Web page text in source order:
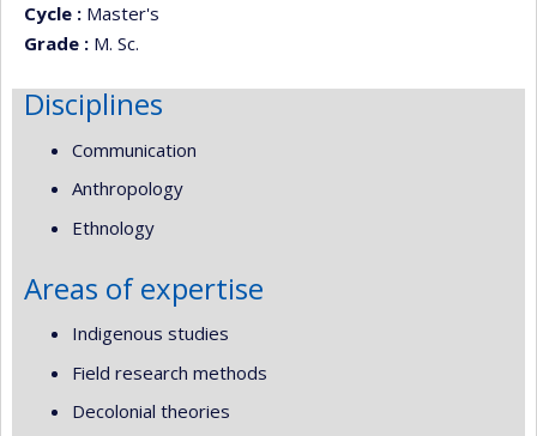
Cycle : Master's
Grade : M. Sc.
Disciplines
Communication
Anthropology
Ethnology
Areas of expertise
Indigenous studies
Field research methods
Decolonial theories